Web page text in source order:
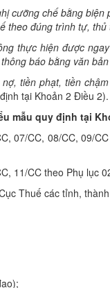
cưỡng chế bằng biện
theo đúng trình tự,
thực hiện được
báo bằng văn
nợ, tiền phạt, tiền
tại Khoản 2 Điều 2).
mẫu quy định tại
07/CC, 08/CC, 09/
11/CC theo Phụ lục
Thuế các tỉnh,